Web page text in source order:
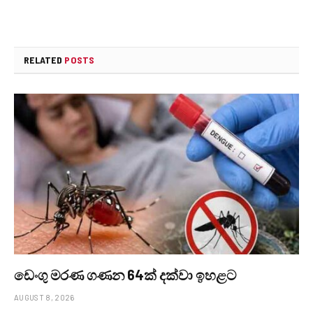
RELATED POSTS
ඩෙංගු මරණ ගණන 64ක් දක්වා ඉහළට
AUGUST 8, 2026